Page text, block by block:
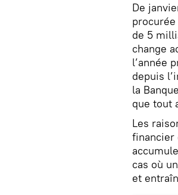
De
de 5
change
l’année
depuis
la
que tout
Les
financier
cas où
et